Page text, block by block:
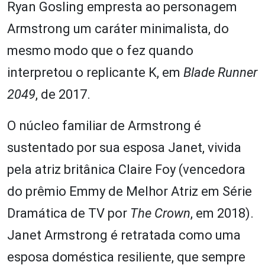
Ryan Gosling empresta ao personagem
Armstrong um caráter minimalista, do
mesmo modo que o fez quando
interpretou o replicante K, em Blade Runner
2049, de 2017.
O núcleo familiar de Armstrong é
sustentado por sua esposa Janet, vivida
pela atriz britânica Claire Foy (vencedora
do prêmio Emmy de Melhor Atriz em Série
Dramática de TV por The Crown, em 2018).
Janet Armstrong é retratada como uma
esposa doméstica resiliente, que sempre